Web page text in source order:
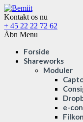
Kontakt os nu
+ 45 22 22 72 62
Åbn Menu
Forside
Shareworks
Moduler
e-